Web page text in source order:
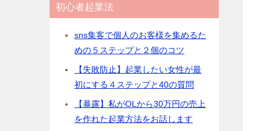
初心者起業法
sns集客で個人のお客様を集めるた
めの５ステップと２個のコツ
【失敗防止】起業したい女性が最
初にする４ステップと40の質問
【暴露】私がOLから30万円の売上
を作れた起業方法をお話します